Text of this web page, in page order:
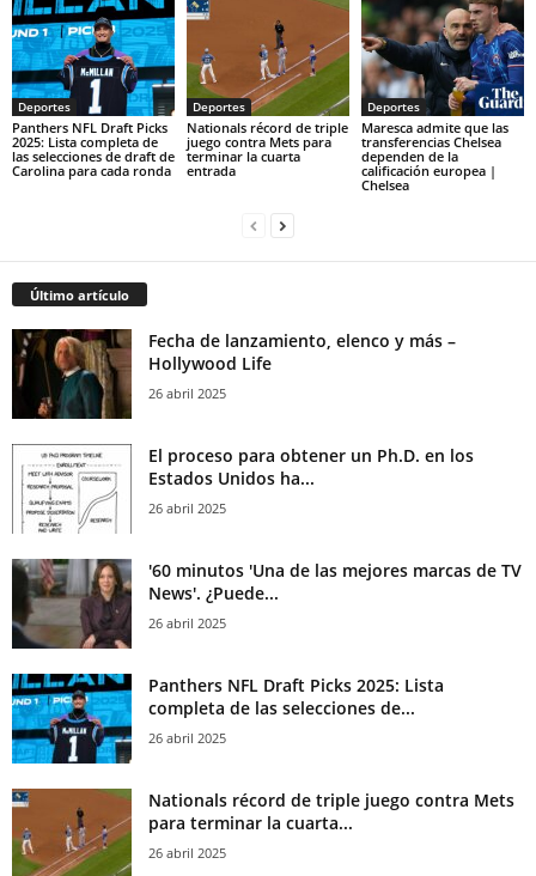
Deportes
Panthers NFL Draft Picks
2025: Lista completa de
las selecciones de draft de
Carolina para cada ronda
Deportes
Nationals récord de triple
juego contra Mets para
terminar la cuarta
entrada
Deportes
Maresca admite que las
transferencias Chelsea
dependen de la
calificación europea |
Chelsea
Último artículo
Fecha de lanzamiento, elenco y más –
Hollywood Life
26 abril 2025
El proceso para obtener un Ph.D. en los
Estados Unidos ha...
26 abril 2025
'60 minutos 'Una de las mejores marcas de TV
News'. ¿Puede...
26 abril 2025
Panthers NFL Draft Picks 2025: Lista
completa de las selecciones de...
26 abril 2025
Nationals récord de triple juego contra Mets
para terminar la cuarta...
26 abril 2025